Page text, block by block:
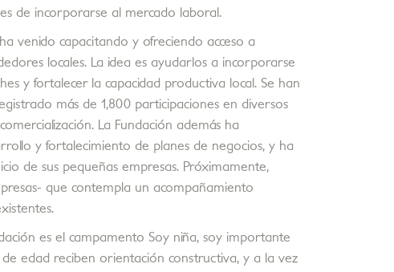
de incorporarse al mercado laboral.
venido capacitando y ofreciendo acceso a
locales. La idea es ayudarlos a incorporarse
y fortalecer la capacidad productiva local. Se han
más de 1,800 participaciones en diversos
La Fundación además ha
y fortalecimiento de planes de negocios, y ha
de sus pequeñas empresas. Próximamente,
que contempla un acompañamiento
es el campamento Soy niña, soy importante
edad reciben orientación constructiva, y a la vez